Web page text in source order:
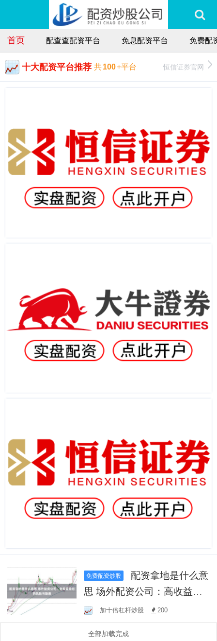
首页 配查查配资平台 免息配资平台 免费配
十大配资平台推荐 共100+平台 恒信证券官网
免费配资炒股
思 场外配资公司：高收益背
后的风险与隐患
加十倍杠杆炒股 200
全部加载完成